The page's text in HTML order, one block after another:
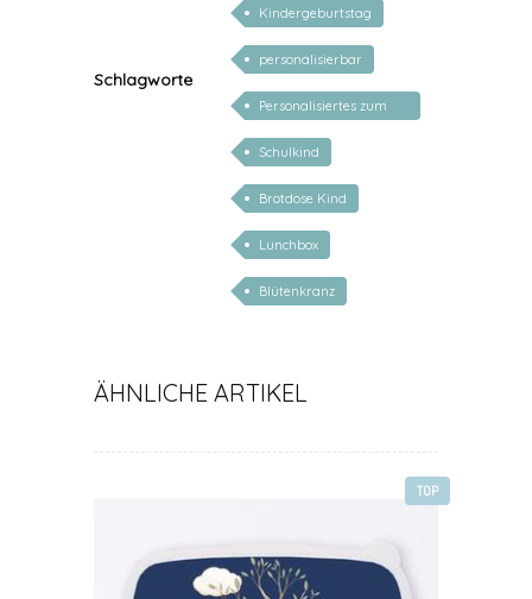
Schlagworte
Kindergeburtstag
personalisierbar
Personalisiertes zum
Schulanfang
Schulkind
Brotdose Kind
Lunchbox
Blütenkranz
ÄHNLICHE ARTIKEL
TOP